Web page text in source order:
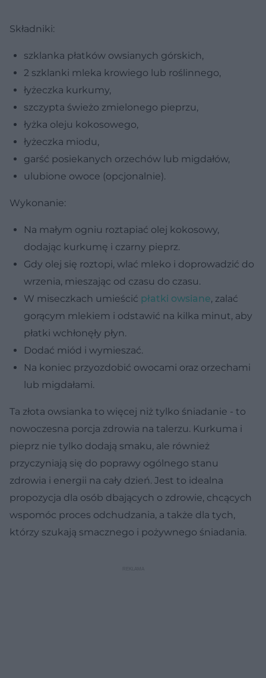
Składniki:
szklanka płatków owsianych górskich,
2 szklanki mleka krowiego lub roślinnego,
łyżeczka kurkumy,
szczypta świeżo zmielonego pieprzu,
łyżka oleju kokosowego,
łyżeczka miodu,
garść posiekanych orzechów lub migdałów,
ulubione owoce (opcjonalnie).
Wykonanie:
Na małym ogniu roztapiać olej kokosowy,
dodając kurkumę i czarny pieprz.
Gdy olej się roztopi, wlać mleko i doprowadzić do
wrzenia, mieszając od czasu do czasu.
W miseczkach umieścić płatki owsiane, zalać
gorącym mlekiem i odstawić na kilka minut, aby
płatki wchłonęły płyn.
Dodać miód i wymieszać.
Na koniec przyozdobić owocami oraz orzechami
lub migdałami.
Ta złota owsianka to więcej niż tylko śniadanie - to
nowoczesna porcja zdrowia na talerzu. Kurkuma i
pieprz nie tylko dodają smaku, ale również
przyczyniają się do poprawy ogólnego stanu
zdrowia i energii na cały dzień. Jest to idealna
propozycja dla osób dbających o zdrowie, chcących
wspomóc proces odchudzania, a także dla tych,
którzy szukają smacznego i pożywnego śniadania.